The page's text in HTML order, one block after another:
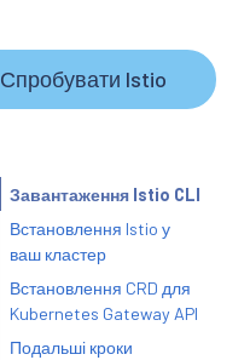
Спробувати Istio
Завантаження Istio CLI
Встановлення Istio у
ваш кластер
Встановлення CRD для
Kubernetes Gateway API
Подальші кроки